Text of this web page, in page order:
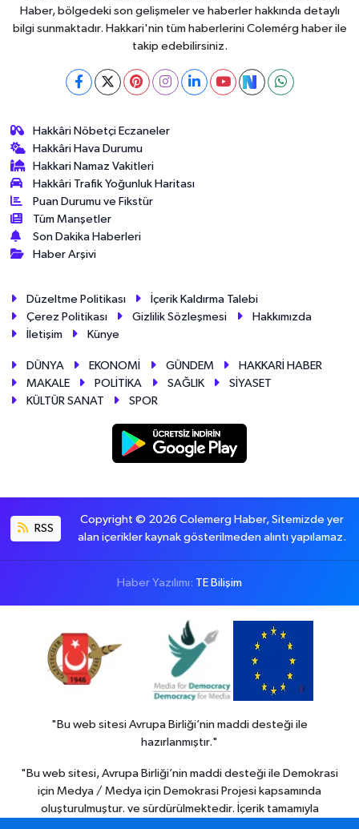
Haber, bölgedeki son gelişmeler ve haberler hakkında detaylı
bilgi sunmaktadır. Hakkari'nin tüm haberlerini Colemérg haber ile
takip edebilirsiniz.
Hakkâri Nöbetçi Eczaneler
Hakkâri Hava Durumu
Hakkari Namaz Vakitleri
Hakkâri Trafik Yoğunluk Haritası
Puan Durumu ve Fikstür
Tüm Manşetler
Son Dakika Haberleri
Haber Arşivi
Düzeltme Politikası
İçerik Kaldırma Talebi
Çerez Politikası
Gizlilik Sözleşmesi
Hakkımızda
İletişim
Künye
DÜNYA EKONOMİ GÜNDEM
HAKKARİ HABER
MAKALE
POLİTİKA SAĞLIK
SİYASET
KÜLTÜR SANAT
SPOR
RSS
Copyright © 2026 Colemerg Haber, Sitemizde yer
alan içerikler kaynak gösterilmeden alıntı yapılamaz.
Haber Yazılımı: TE Bilişim
"Bu web sitesi Avrupa Birliği’nin maddi desteği ile
hazırlanmıştır."
"Bu web sitesi, Avrupa Birliği’nin maddi desteği ile Demokrasi
için Medya / Medya için Demokrasi Projesi kapsamında
oluşturulmuştur. ve sürdürülmektedir. İçerik tamamıyla